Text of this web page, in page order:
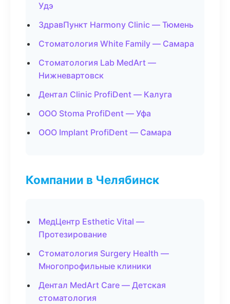
Удэ
ЗдравПункт Harmony Clinic — Тюмень
Стоматология White Family — Самара
Стоматология Lab MedArt —
Нижневартовск
Дентал Clinic ProfiDent — Калуга
ООО Stoma ProfiDent — Уфа
ООО Implant ProfiDent — Самара
Компании в Челябинск
МедЦентр Esthetic Vital —
Протезирование
Стоматология Surgery Health —
Многопрофильные клиники
Дентал MedArt Care — Детская
стоматология